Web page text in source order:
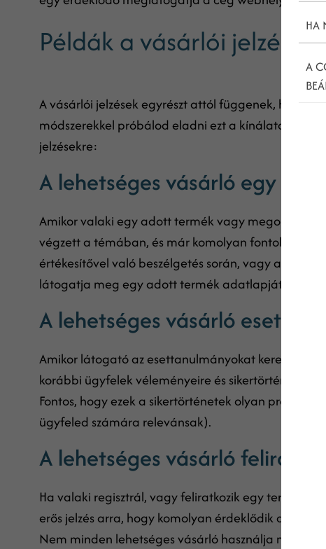
Példák a vásárlói
A vásárlói jelzések egyrészt attól függenek, hogy
módszerekkel próbálod eladni ezt a kínálatot. Íme
jelzésekre:
A lehetséges vásárló egy
Amikor valaki egy adott termék vagy megoldás
végzett a témában, és már komolyan fontolgatja a
értékesítővel való beszélgetés során, vagy akár
látogatja meg egy adott termék adatlapját).
A lehetséges vásárló
Amikor látogató az esettanulmányokat keresi
korábbi ügyfelek véleményeire és sikertörténeteire,
Fontos, hogy ezek a sikertörténetek olyan
ügyfeled számára relevánsak).
A lehetséges vásárló
Ha valaki regisztrál, vagy feliratkozik egy termék
erős jelzés arra, hogy komolyan érdeklődik az iránt
Nem minden lehetséges vásárló használja majd
HA
A